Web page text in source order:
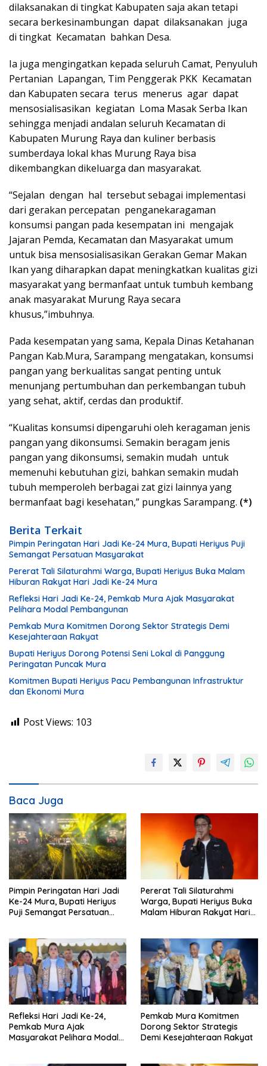
dilaksanakan di tingkat Kabupaten saja akan tetapi
secara berkesinambungan dapat dilaksanakan juga
di tingkat Kecamatan bahkan Desa.
Ia juga mengingatkan kepada seluruh Camat, Penyuluh
Pertanian Lapangan, Tim Penggerak PKK Kecamatan
dan Kabupaten secara terus menerus agar dapat
mensosialisasikan kegiatan Loma Masak Serba Ikan
sehingga menjadi andalan seluruh Kecamatan di
Kabupaten Murung Raya dan kuliner berbasis
sumberdaya lokal khas Murung Raya bisa
dikembangkan dikeluarga dan masyarakat.
“Sejalan dengan hal tersebut sebagai implementasi
dari gerakan percepatan penganekaragaman
konsumsi pangan pada kesempatan ini mengajak
Jajaran Pemda, Kecamatan dan Masyarakat umum
untuk bisa mensosialisasikan Gerakan Gemar Makan
Ikan yang diharapkan dapat meningkatkan kualitas gizi
masyarakat yang bermanfaat untuk tumbuh kembang
anak masyarakat Murung Raya secara
khusus,”imbuhnya.
Pada kesempatan yang sama, Kepala Dinas Ketahanan
Pangan Kab.Mura, Sarampang mengatakan, konsumsi
pangan yang berkualitas sangat penting untuk
menunjang pertumbuhan dan perkembangan tubuh
yang sehat, aktif, cerdas dan produktif.
“Kualitas konsumsi dipengaruhi oleh keragaman jenis
pangan yang dikonsumsi. Semakin beragam jenis
pangan yang dikonsumsi, semakin mudah untuk
memenuhi kebutuhan gizi, bahkan semakin mudah
tubuh memperoleh berbagai zat gizi lainnya yang
bermanfaat bagi kesehatan,” pungkas Sarampang. (*)
Berita Terkait
Pimpin Peringatan Hari Jadi Ke-24 Mura, Bupati Heriyus Puji
Semangat Persatuan Masyarakat
Pererat Tali Silaturahmi Warga, Bupati Heriyus Buka Malam
Hiburan Rakyat Hari Jadi Ke-24 Mura
Refleksi Hari Jadi Ke-24, Pemkab Mura Ajak Masyarakat
Pelihara Modal Pembangunan
Pemkab Mura Komitmen Dorong Sektor Strategis Demi
Kesejahteraan Rakyat
Bupati Heriyus Dorong Potensi Seni Lokal di Panggung
Peringatan Puncak Mura
Komitmen Bupati Heriyus Pacu Pembangunan Infrastruktur
dan Ekonomi Mura
Post Views: 103
Baca Juga
Pimpin Peringatan Hari Jadi
Ke-24 Mura, Bupati Heriyus
Puji Semangat Persatuan
Pererat Tali Silaturahmi
Warga, Bupati Heriyus Buka
Malam Hiburan Rakyat Hari
Refleksi Hari Jadi Ke-24,
Pemkab Mura Ajak
Masyarakat Pelihara Modal
Pemkab Mura Komitmen
Dorong Sektor Strategis
Demi Kesejahteraan Rakyat